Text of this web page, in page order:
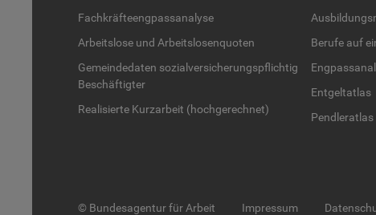
Fach­kräf­te­eng­pass­ana­ly­se
Ar­beits­lo­se und Ar­beits­lo­sen­quo­ten
Ge­mein­de­da­ten so­zi­al­ver­si­che­rungs­pflich­tig
Be­schäf­tig­ter
Rea­li­sier­te Kurz­ar­beit (hoch­ge­rech­net)
Be­ru­fe auf
Ent­gel­t­at­las
Pend­ler­at­las
© Bundesagentur für Arbeit Impressum